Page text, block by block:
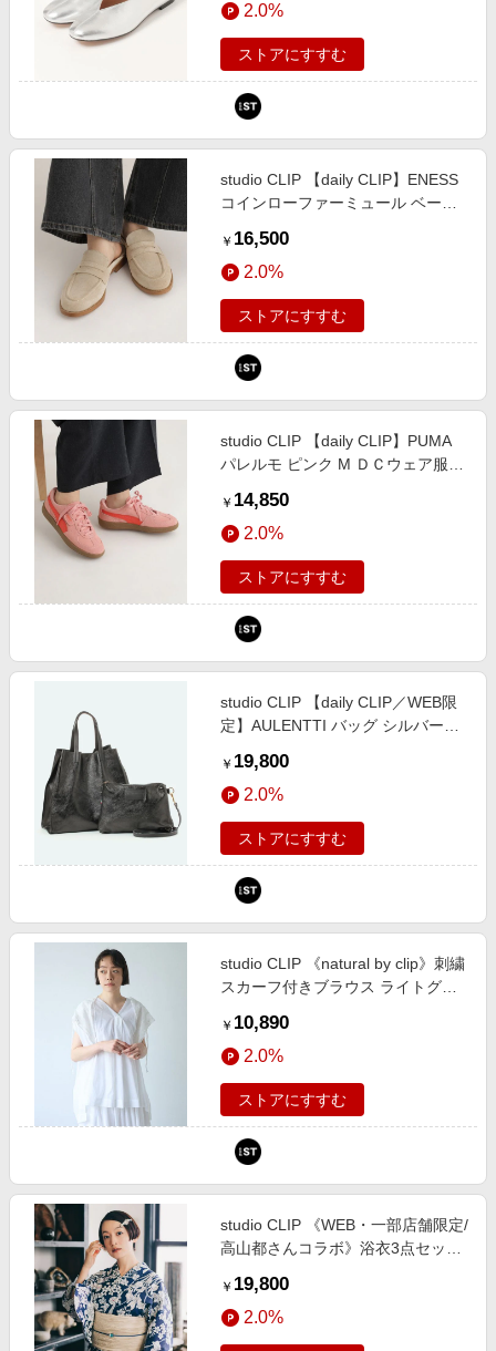
（旧ドットエスティ）
2.0%
ストアにすすむ
studio CLIP 【daily CLIP】ENESS
コインローファーミュール ベージ
ップ 671500 and ST アンドエステ
ィ（旧ドットエスティ）
￥ 16,500
2.0%
ストアにすすむ
studio CLIP 【daily CLIP】PUMA
パレルモ ピンク M ＤＣウェア服飾
アンドエスティ（旧ドットエステ
ィ）
￥ 14,850
2.0%
ストアにすすむ
studio CLIP 【daily CLIP／WEB限
定】AULENTTI バッグ シルバー
プ 209018 and ST アンドエスティ
（旧ドットエスティ）
￥ 19,800
2.0%
ストアにすすむ
studio CLIP 《natural by clip》刺繍
スカーフ付きブラウス ライトグレ
ＩＰ スタジオクリップ 864792 and
ST アンドエスティ（旧ドットエス
ティ）
￥ 10,890
2.0%
ストアにすすむ
studio CLIP 《WEB・一部店舗限定/
高山都さんコラボ》浴衣3点セット
ｙ ＣＬＩＰ スタジオクリップ
788790 and ST アンドエスティ
（旧ドットエスティ）
￥ 19,800
2.0%